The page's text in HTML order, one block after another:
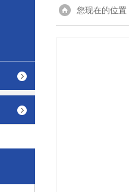
您现在的位置